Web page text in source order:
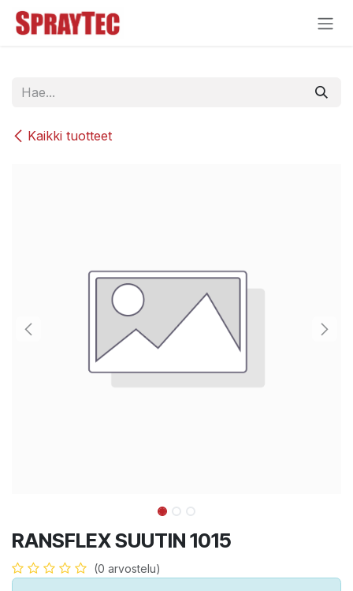
Siirry sisältöön
Kaikki tuotteet
RANSFLEX SUUTIN 1015
(0 arvostelu)